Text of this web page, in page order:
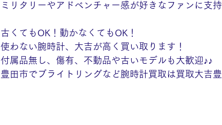
ミリタリーやアドベンチャー感が好きなファンに支
古くてもOK！動かなくてもOK！
使わない腕時計、大吉が高く買い取ります！
付属品無し、傷有、不動品や古いモデルも大歓迎♪♪
豊田市でブライトリングなど腕時計買取は買取大吉